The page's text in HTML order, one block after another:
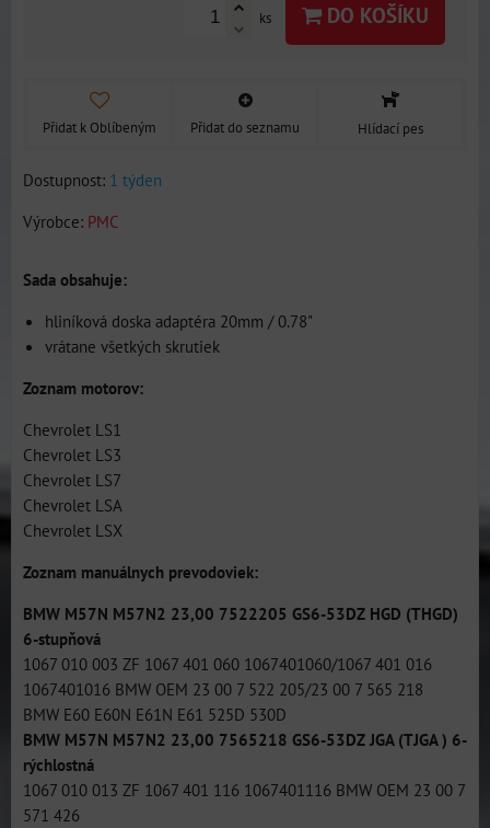
ks DO KOŠÍKU
Přidat k Oblíbeným Přidat do seznamu Hlídací pes
Dostupnost: 1 týden
Výrobce: PMC
Sada obsahuje:
hliníková doska adaptéra 20mm / 0.78"
vrátane všetkých skrutiek
Zoznam motorov:
Chevrolet LS1
Chevrolet LS3
Chevrolet LS7
Chevrolet LSA
Chevrolet LSX
Zoznam manuálnych prevodoviek:
BMW M57N M57N2 23,00 7522205 GS6-53DZ HGD (THGD)
6-stupňová
1067 010 003 ZF 1067 401 060 1067401060/1067 401 016
1067401016 BMW OEM 23 00 7 522 205/23 00 7 565 218
BMW E60 E60N E61N E61 525D 530D
BMW M57N M57N2 23,00 7565218 GS6-53DZ JGA (TJGA ) 6-
rýchlostná
1067 010 013 ZF 1067 401 116 1067401116 BMW OEM 23 00 7
571 426